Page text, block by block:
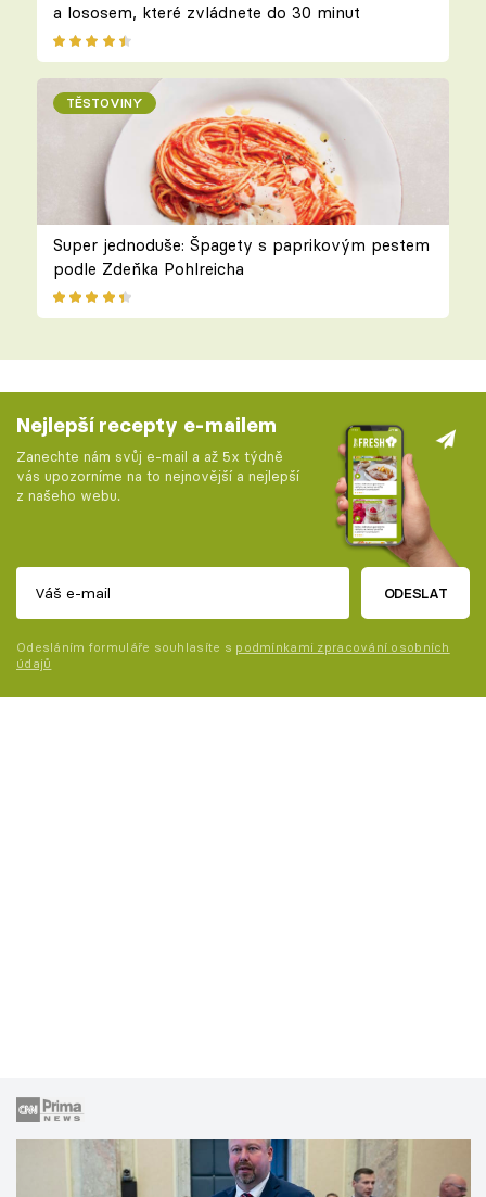
a lososem, které zvládnete do 30 minut
TĚSTOVINY
Super jednoduše: Špagety s paprikovým pestem
podle Zdeňka Pohlreicha
Nejlepší recepty e-mailem
Zanechte nám svůj e-mail a až 5x týdně
vás upozorníme na to nejnovější a nejlepší
z našeho webu.
ODESLAT
Odesláním formuláře souhlasíte s podmínkami zpracování osobních
údajů